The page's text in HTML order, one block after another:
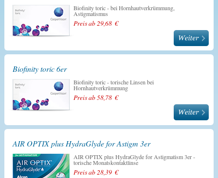
Biofinity toric - bei Hornhautverkrümmung,
Astigmatismus
Preis ab 29,68 €
Biofinity toric 6er
Biofinity toric - torische Linsen bei
Hornhautverkrümmung
Preis ab 58,78 €
AIR OPTIX plus HydraGlyde for Astigm 3er
AIR OPTIX plus HydraGlyde for Astigmatism 3er -
torische Monatskontaktlinse
Preis ab 28,39 €